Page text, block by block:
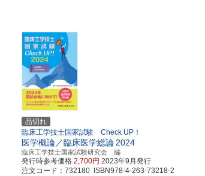
品切れ
臨床工学技士国家試験 Check UP！
医学概論／臨床医学総論2024
臨床工学技士国家試験研究会 編
発行時参考価格2,700円 2023年9月発行
注文コード：732180 ISBN978-4-263-73218-2